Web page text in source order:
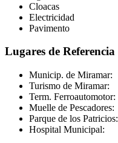
Cloacas
Electricidad
Pavimento
Lugares de Referencia
Municip. de Miramar:
Turismo de Miramar:
Term. Ferroautomotor:
Muelle de Pescadores:
Parque de los Patricios:
Hospital Municipal: